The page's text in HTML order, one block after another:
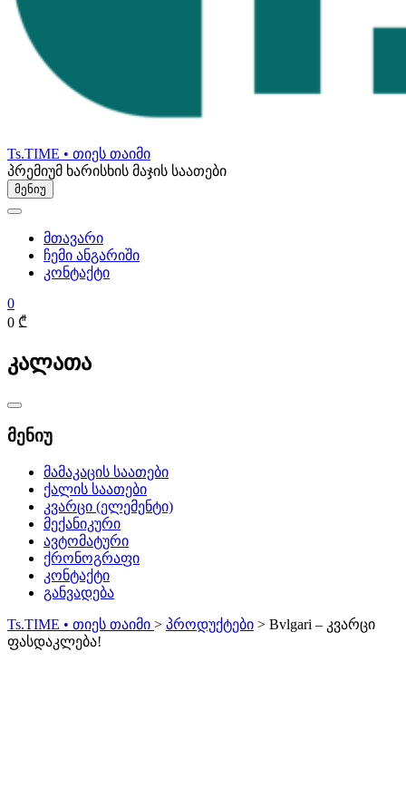
Ts.TIME • თიეს თაიმი
პრემიუმ ხარისხის მაჯის საათები
მენიუ
მთავარი
ჩემი ანგარიში
კონტაქტი
0
0 ₾
კალათა
Catalog
Menu
მენიუ
მამაკაცის საათები
ქალის საათები
კვარცი (ელემენტი)
მექანიკური
ავტომატური
ქრონოგრაფი
კონტაქტი
განვადება
Ts.TIME • თიეს თაიმი > პროდუქტები > Bvlgari – კვარცი
ფასდაკლება!